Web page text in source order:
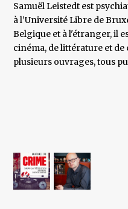
Samuël Leistedt est
à l’Université Libre de
Belgique et à l'étranger, il
cinéma, de littérature et de
plusieurs ouvrages, tous